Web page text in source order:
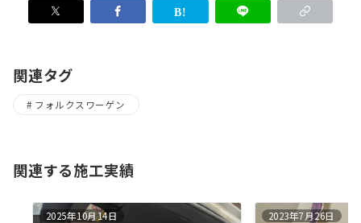
関連タグ
フォルクスワーゲン
関連する施工実績
2025年10月14日 2023年7月26日